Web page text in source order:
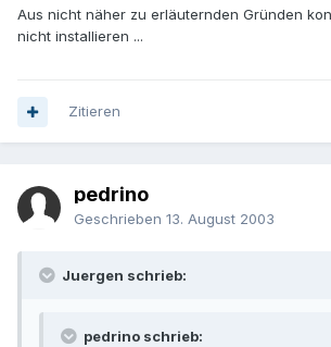
Aus nicht näher zu erläuternden Gründen
nicht installieren ...
Zitieren
pedrino
Geschrieben 13. August 2003
Juergen schrieb:
pedrino schrieb: